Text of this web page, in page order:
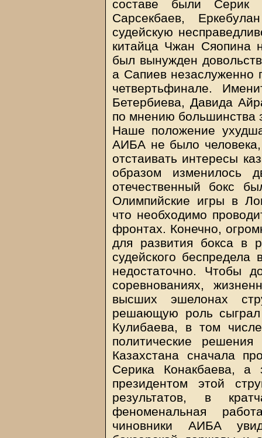
составе были Серик
Сарсекбаев,
судейскую
китайца Чжан Сяопина
был вынужден
а Сапиев незаслуженно
четвертьфинале.
Бетербиева, Давида
по мнению большинства
Наше положение
АИБА не было
отстаивать интересы
образом изменилось
отечественный бокс
Олимпийские игры в
что необходимо
фронтах. Конечно,
для развития бокса в
судейского беспредела
недостаточно. Чтобы
соревнованиях,
высших эшелонах
решающую роль сыграл
Кулибаева, в том
политические
Казахстана сначала
Серика Конакбаева,
президентом этой
результатов, в
феноменальная
чиновники АИБА